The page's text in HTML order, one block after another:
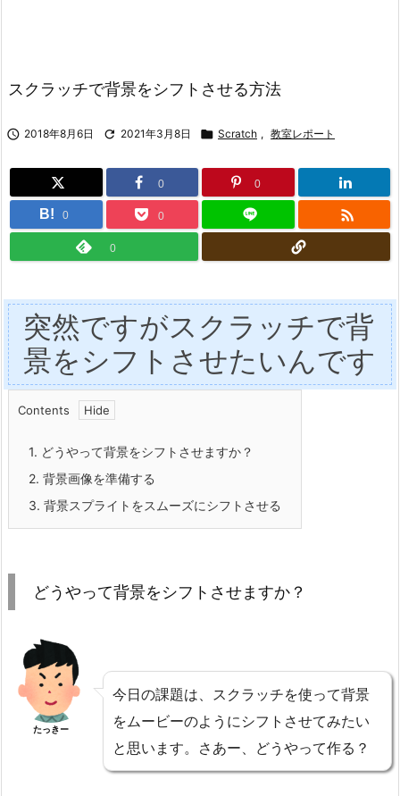
スクラッチで背景をシフトさせる方法
 2018年8月6日  2021年3月8日  Scratch , 教室レポート
0 0
B! 0 0 
0
突然ですがスクラッチで背
景をシフトさせたいんです
Contents
1. どうやって背景をシフトさせますか？
2. 背景画像を準備する
3. 背景スプライトをスムーズにシフトさせる
どうやって背景をシフトさせますか？
たっきー
今日の課題は、スクラッチを使って背景
をムービーのようにシフトさせてみたい
と思います。さあー、どうやって作る？